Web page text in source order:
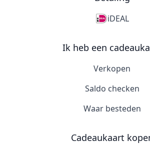
iDEAL
Ik heb een
Verkopen
Saldo checken
Waar besteden
Cadeaukaart